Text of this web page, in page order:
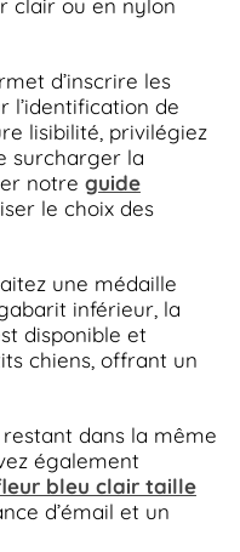
clair ou en nylon
d’inscrire les
l’identification de
lisibilité, privilégiez
surcharger la
notre guide
le choix des
une médaille
inférieur, la
disponible et
chiens, offrant un
dans la même
également
bleu clair taille
d’émail et un